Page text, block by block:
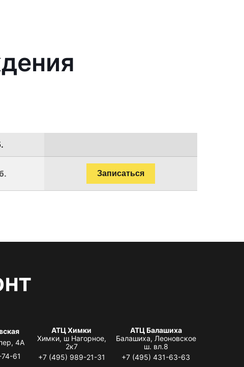
Записаться
4А
61
АТЦ Химки
Химки, ш Нагорное,
2к7
+7 (495) 989-21-31
АТЦ Балашиха
Балашиха, Леоновское
ш. вл.8
+7 (495) 431-63-63